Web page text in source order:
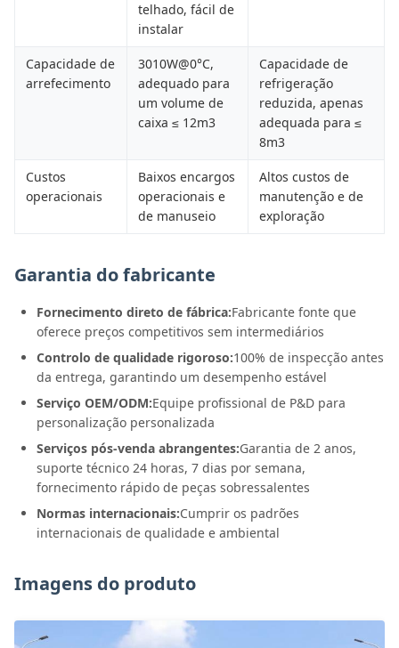
telhado, fácil de
instalar
Capacidade de
arrefecimento
3010W@0°C,
adequado para
um volume de
caixa ≤ 12m3
Capacidade de
refrigeração
reduzida, apenas
adequada para ≤
8m3
Custos
operacionais
Baixos encargos
operacionais e
de manuseio
Altos custos de
manutenção e de
exploração
Garantia do fabricante
Fornecimento direto de fábrica:Fabricante fonte que
oferece preços competitivos sem intermediários
Controlo de qualidade rigoroso:100% de inspecção antes
da entrega, garantindo um desempenho estável
Serviço OEM/ODM:Equipe profissional de P&D para
personalização personalizada
Serviços pós-venda abrangentes:Garantia de 2 anos,
suporte técnico 24 horas, 7 dias por semana,
fornecimento rápido de peças sobressalentes
Normas internacionais:Cumprir os padrões
internacionais de qualidade e ambiental
Imagens do produto